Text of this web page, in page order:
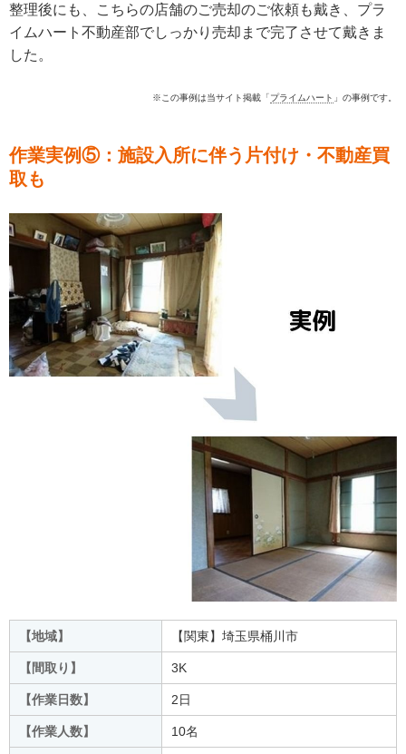
整理後にも、こちらの店舗のご売却のご依頼も戴き、プラ
イムハート不動産部でしっかり売却まで完了させて戴きま
した。
※この事例は当サイト掲載「プライムハート 」の事例です。
作業実例⑤：施設入所に伴う片付け・不動産買
取も
【地域】 【関東】埼玉県桶川市
【間取り】 3K
【作業日数】 2日
【作業人数】 10名